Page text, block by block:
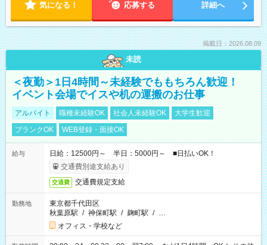
気になる！ 応募する 詳細へ
掲載日：2026.08.09
未読
＜夜勤＞1日4時間～未経験でももちろん歓迎！
イベント会場でイスや机の運搬のお仕事
アルバイト 職種未経験OK 社会人未経験OK
大学生歓迎
ブランクOK
WEB登録・面接OK
給与
日給：12500円～ 半日：5000円～ ■日払いOK！
交通費別途支給あり
交通費 交通費規定支給
勤務地
東京都千代田区
秋葉原駅 / 神保町駅 / 麹町駅 / …
オフィス・学校など